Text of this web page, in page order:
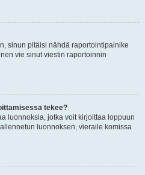
sinun pitäisi nähdä raportointipainike
vie sinut viestin raportoinnin
tekee?
luonnoksia, jotka voit kirjoittaa loppuun
luonnoksen, vieraile komissa